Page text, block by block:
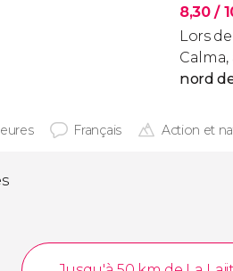
8,30/
Lors
nord
Français Action et